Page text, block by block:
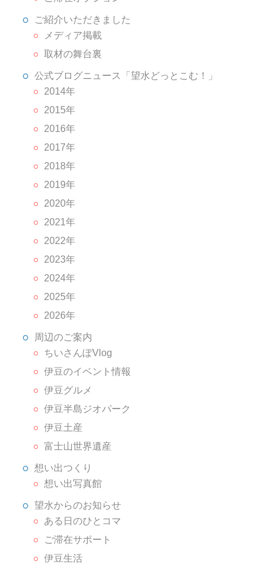
ご紹介いただきました
メディア掲載
取材の舞台裏
公式ブログニュース「望水どっとこむ！」
2014年
2015年
2016年
2017年
2018年
2019年
2020年
2021年
2022年
2023年
2024年
2025年
2026年
周辺のご案内
ちいさんぽVlog
伊豆のイベント情報
伊豆グルメ
伊豆半島ジオパーク
伊豆土産
富士山世界遺産
想い出つくり
想い出写真館
望水からのお知らせ
ある日のひとコマ
ご滞在サポート
伊豆生活